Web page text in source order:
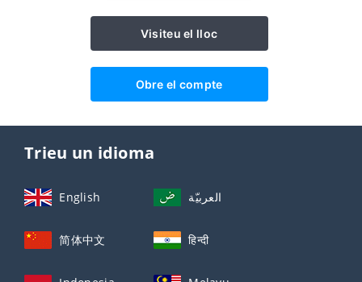
Visiteu el lloc
Obre el compte
Trieu un idioma
English العربيّة
简体中文 हिन्दी